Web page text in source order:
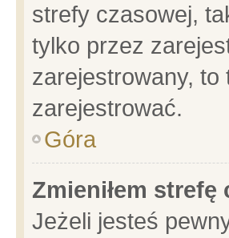
strefy czasowej,
tylko przez
zarejestrowany,
zarejestrować.
Góra
Zmieniłem
Jeżeli jesteś